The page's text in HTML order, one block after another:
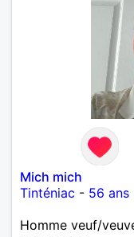
Mich mich
Tinténiac - 56 ans
Homme veuf/